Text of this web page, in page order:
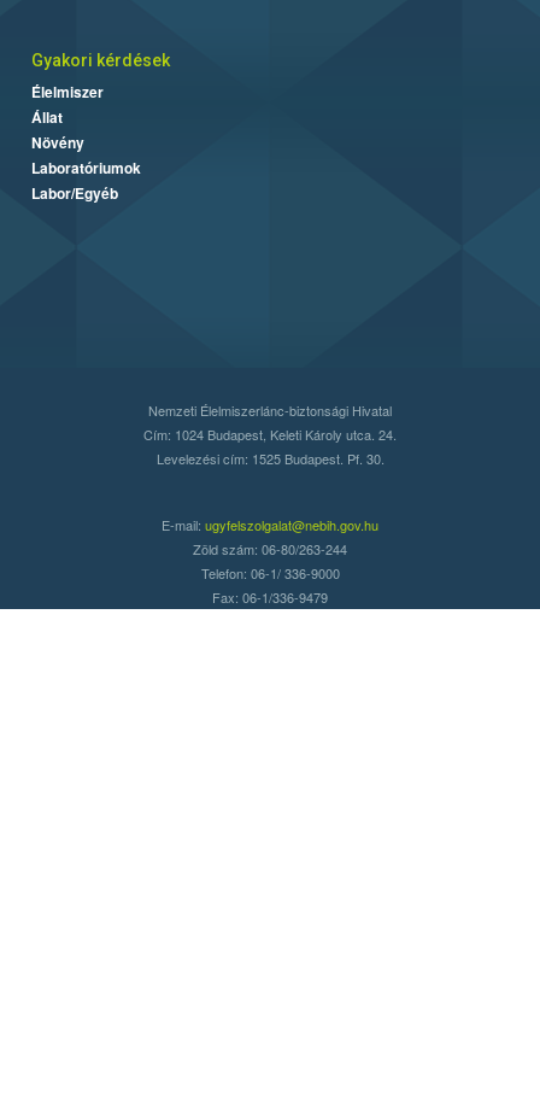
Gyakori kérdések
Élelmiszer
Állat
Növény
Laboratóriumok
Labor/Egyéb
Nemzeti Élelmiszerlánc-biztonsági Hivatal
Cím: 1024 Budapest, Keleti Károly utca. 24.
Levelezési cím: 1525 Budapest. Pf. 30.
E-mail: ugyfelszolgalat@nebih.gov.hu
Zöld szám: 06-80/263-244
Telefon: 06-1/ 336-9000
Fax: 06-1/336-9479